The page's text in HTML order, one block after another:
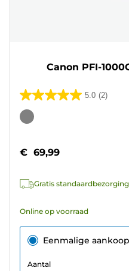
Canon PFI-
5.0 (2)
5.0
van
sterren.
beoordelingen
Kleurencartridge
€ 69,99
Gratis standaardbezorging
Online op voorraad
Eenmalige aankoop
Aantal